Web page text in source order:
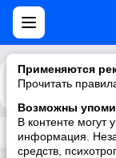
Применяются
Прочитать
Возможны
В контенте могут
информация.
средств,
Каталог
Трек не